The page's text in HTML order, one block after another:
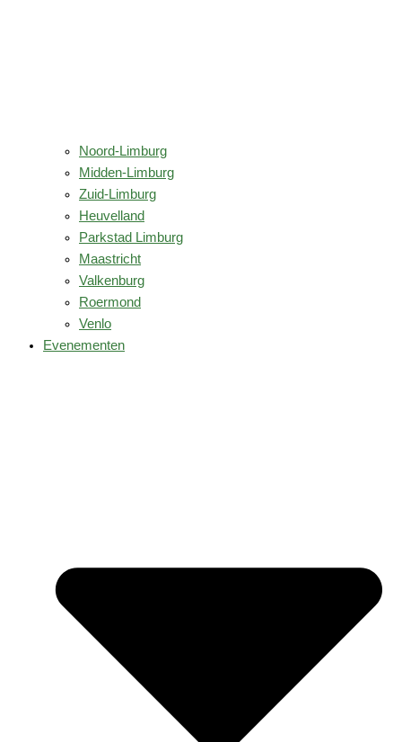
Noord-Limburg
Midden-Limburg
Zuid-Limburg
Heuvelland
Parkstad Limburg
Maastricht
Valkenburg
Roermond
Venlo
Evenementen